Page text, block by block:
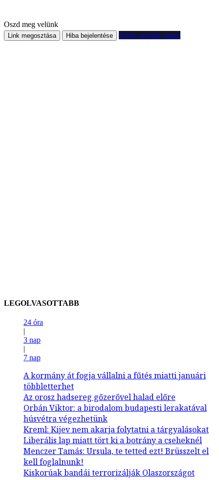
Oszd meg velünk
Link megosztása Hiba bejelentése Küldj nekünk tippet
LEGOLVASOTTABB
24 óra
|
3 nap
|
7 nap